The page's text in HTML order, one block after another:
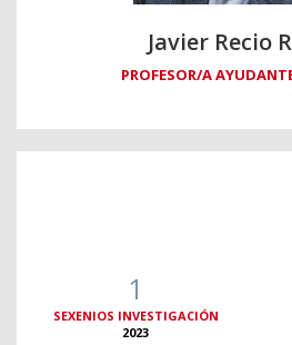
Javier Recio
PROFESOR/A
1
SEXENIOS INVESTIGACIÓN
2023